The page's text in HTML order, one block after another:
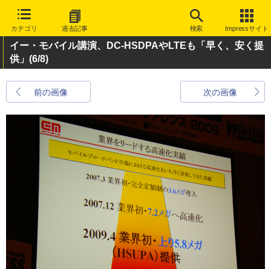
カテゴリ 過去記事 検索 Impressサイト
イー・モバイル講演、DC-HSDPAやLTEも「早く、安く提
供」 (6/8)
前の画像 次の画像